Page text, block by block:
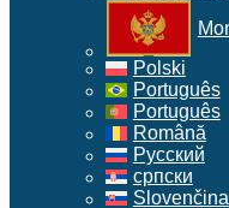
Polski
Português
Português
Română
Русский
српски
Slovenčina